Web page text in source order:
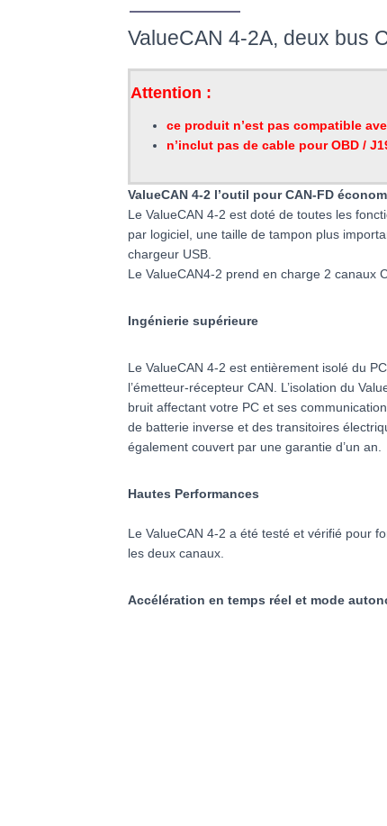
ValueCAN 4-2A, deux bus
Attention :
ce produit n’est pas compatible
n’inclut pas de cable pour OBD /
ValueCAN 4-2 l’outil pour CAN-FD
Le ValueCAN 4-2 est doté de toutes les
par logiciel, une taille de tampon plus
chargeur USB.
Le ValueCAN4-2 prend en charge 2 canaux
Ingénierie supérieure
Le ValueCAN 4-2 est entièrement isolé du
l’émetteur-récepteur CAN. L’isolation du
bruit affectant votre PC et ses
de batterie inverse et des transitoires
également couvert par une garantie d’un an.
Hautes Performances
Le ValueCAN 4-2 a été testé et vérifié pour
les deux canaux.
Accélération en temps réel et mode